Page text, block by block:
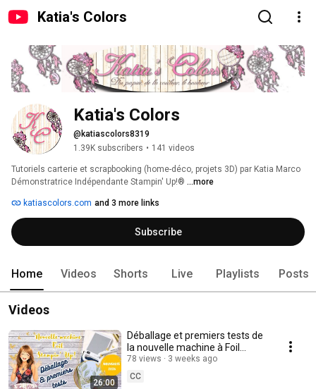
Katia's Colors
Katia's Colors
@katiascolors8319
1.39K subscribers • 141 videos
Tutoriels carterie et scrapbooking (home-déco, projets 3D) par Katia Marco
Démonstratrice Indépendante Stampin' Up!® ...more
katiascolors.com and 3 more links
Subscribe
Home Videos Shorts Live Playlists Posts
Videos
26:00
Déballage et premiers tests de
la nouvelle machine à Foil
Stampin' Up! | Mes premières
impressions.
78 views
3 weeks ago
CC